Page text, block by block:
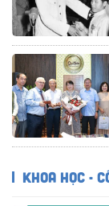
KHOA HỌC -